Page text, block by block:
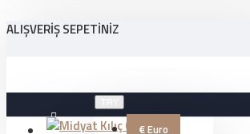
ALIŞVERIŞ SEPETINIZ
€Euro